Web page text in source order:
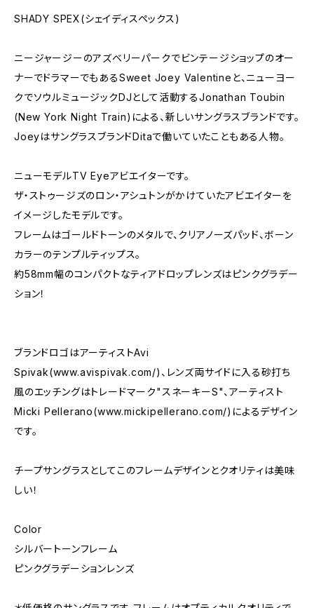
SHADY SPEX(シェイディスペックス)
ニージャージーのアズベリーパークでビンテージショップのオー
ナーでドラマーでもあるSweet Joey Valentineと、ニューヨー
クでソウルミュージックDJとして活動するJonathan Toubin
(New York Night Train)による、新しいサングラスブランドです。
JoeyはサングラスブランドDitaで働いていたこともある人物。
ニューモデルTV Eyeアビエイターです。
ザ・ストゥージズのロン・アシュトンがかけていたアビエイターを
イメージしたモデルです。
フレームはゴールドトーンのメタルで、クリアノーズパッド、ボーン
カラーのテンプルティップス。
約58mm幅のコンパクトなティアドロップレンズはピンクグラデー
ション！
ブランドロゴはアーティストAvi
Spivak(www.avispivak.com/)、レンズ両サイドに入る砂打ち
風のエッチングはトレードマーク"スネーキーS"、アーティスト
Micki Pellerano(www.mickipellerano.com/)によるデザイン
です。
チープサングラスとしてこのフレームデザインとクオリティは美味
しい！
Color
シルバートーンフレーム
ピンクグラデーションレンズ